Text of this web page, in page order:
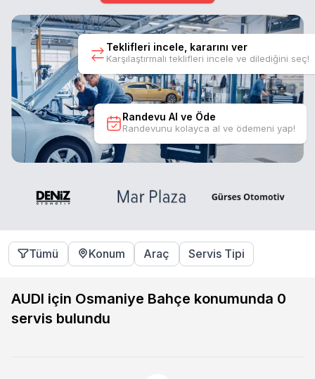
Teklifleri incele, kararını ver
Karşılaştırmalı teklifleri incele ve dilediğini seç!
Randevu Al ve Öde
Randevunu kolayca al ve ödemeni yap!
Tümü Konum Araç Servis Tipi
AUDI için Osmaniye Bahçe konumunda 0
servis bulundu